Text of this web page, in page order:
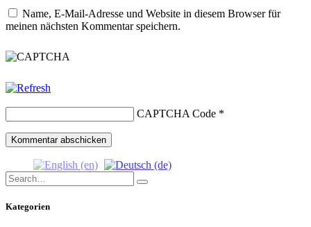
Name, E-Mail-Adresse und Website in diesem Browser für
meinen nächsten Kommentar speichern.
CAPTCHA Code *
Search
for:
Search
Kategorien